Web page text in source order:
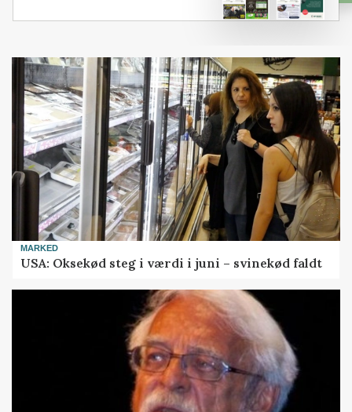
MARKED
USA: Oksekød steg i værdi i juni – svinekød faldt